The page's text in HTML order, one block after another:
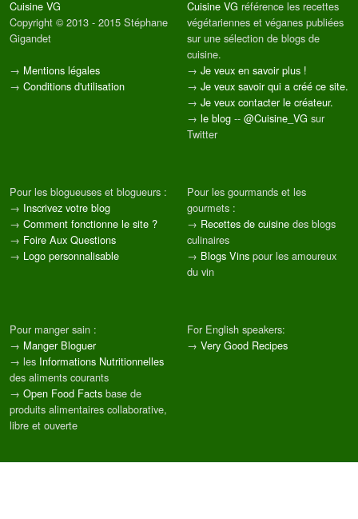
Cuisine VG
Copyright © 2013 - 2015 Stéphane
Gigandet
→ Mentions légales
→ Conditions d'utilisation
Cuisine VG référence les recettes
végétariennes et véganes publiées
sur une sélection de blogs de
cuisine.
→ Je veux en savoir plus !
→ Je veux savoir qui a créé ce site.
→ Je veux contacter le créateur.
→ le blog -- @Cuisine_VG sur
Twitter
Pour les blogueuses et blogueurs :
→ Inscrivez votre blog
→ Comment fonctionne le site ?
→ Foire Aux Questions
→ Logo personnalisable
Pour les gourmands et les
gourmets :
→ Recettes de cuisine des blogs
culinaires
→ Blogs Vins pour les amoureux
du vin
Pour manger sain :
→ Manger Bloguer
→ les Informations Nutritionnelles
des aliments courants
→ Open Food Facts base de
produits alimentaires collaborative,
libre et ouverte
For English speakers:
→ Very Good Recipes